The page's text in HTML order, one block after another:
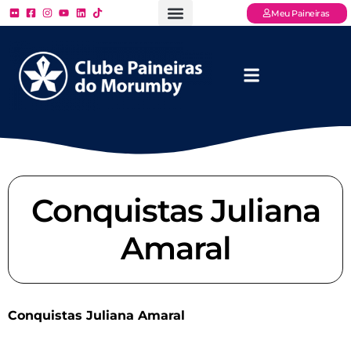
Meu Paineiras
Conquistas Juliana
Amaral
Conquistas Juliana Amaral